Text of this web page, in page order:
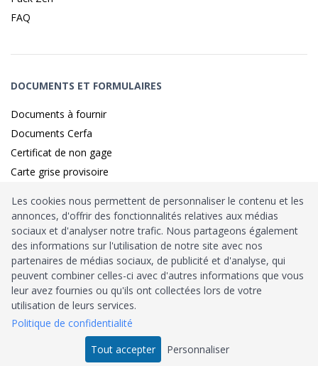
FAQ
DOCUMENTS ET FORMULAIRES
Documents à fournir
Documents Cerfa
Certificat de non gage
Carte grise provisoire
Identité sécurisé parFranceConnect
Habilitation Ministère de l’Intérieur : n°212900
AgrémentTrésor Public: n°52480
Tous droits réservés © 2026
Les cookies nous permettent de personnaliser le contenu et les
annonces, d'offrir des fonctionnalités relatives aux médias
sociaux et d'analyser notre trafic. Nous partageons également
des informations sur l'utilisation de notre site avec nos
partenaires de médias sociaux, de publicité et d'analyse, qui
peuvent combiner celles-ci avec d'autres informations que vous
leur avez fournies ou qu'ils ont collectées lors de votre
utilisation de leurs services.
Politique de confidentialité
Tout accepter
Personnaliser